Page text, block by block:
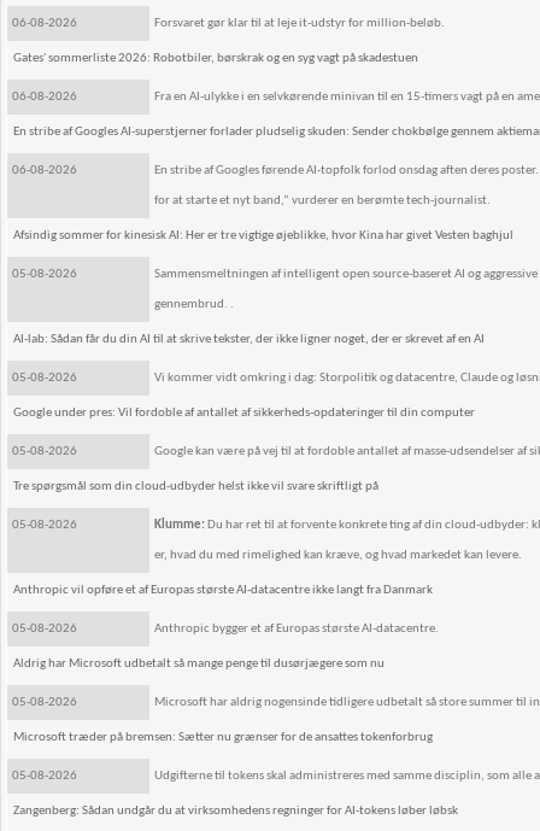
06-08-2026 Forsvaret gør klar til at leje it-udstyr for million-beløb.
Gates' sommerliste 2026: Robotbiler, børskrak og en syg vagt på skadestuen
06-08-2026 Fra en AI-ulykke i en selvkørende minivan til en 15-timers vagt på en
En stribe af Googles AI-superstjerner forlader pludselig skuden: Sender chokbølge gennem
06-08-2026 En stribe af Googles førende AI-topfolk forlod onsdag aften deres
for at starte et nyt band,” vurderer en berømte tech-journalist.
Afsindig sommer for kinesisk AI: Her er tre vigtige øjeblikke, hvor Kina har givet Vesten baghjul
05-08-2026 Sammensmeltningen af intelligent open source-baseret AI og
gennembrud. .
AI-lab: Sådan får du din AI til at skrive tekster, der ikke ligner noget, der er skrevet af en AI
05-08-2026 Vi kommer vidt omkring i dag: Storpolitik og datacentre, Claude og
Google under pres: Vil fordoble af antallet af sikkerheds-opdateringer til din computer
05-08-2026 Google kan være på vej til at fordoble antallet af masse-udsendelser af
Tre spørgsmål som din cloud-udbyder helst ikke vil svare skriftligt på
05-08-2026 Klumme: Du har ret til at forvente konkrete ting af din cloud-
er, hvad du med rimelighed kan kræve, og hvad markedet kan levere.
Anthropic vil opføre et af Europas største AI-datacentre ikke langt fra Danmark
05-08-2026 Anthropic bygger et af Europas største AI-datacentre.
Aldrig har Microsoft udbetalt så mange penge til dusørjægere som nu
05-08-2026 Microsoft har aldrig nogensinde tidligere udbetalt så store summer til
Microsoft træder på bremsen: Sætter nu grænser for de ansattes tokenforbrug
05-08-2026 Udgifterne til tokens skal administreres med samme disciplin, som
Zangenberg: Sådan undgår du at virksomhedens regninger for AI-tokens løber løbsk